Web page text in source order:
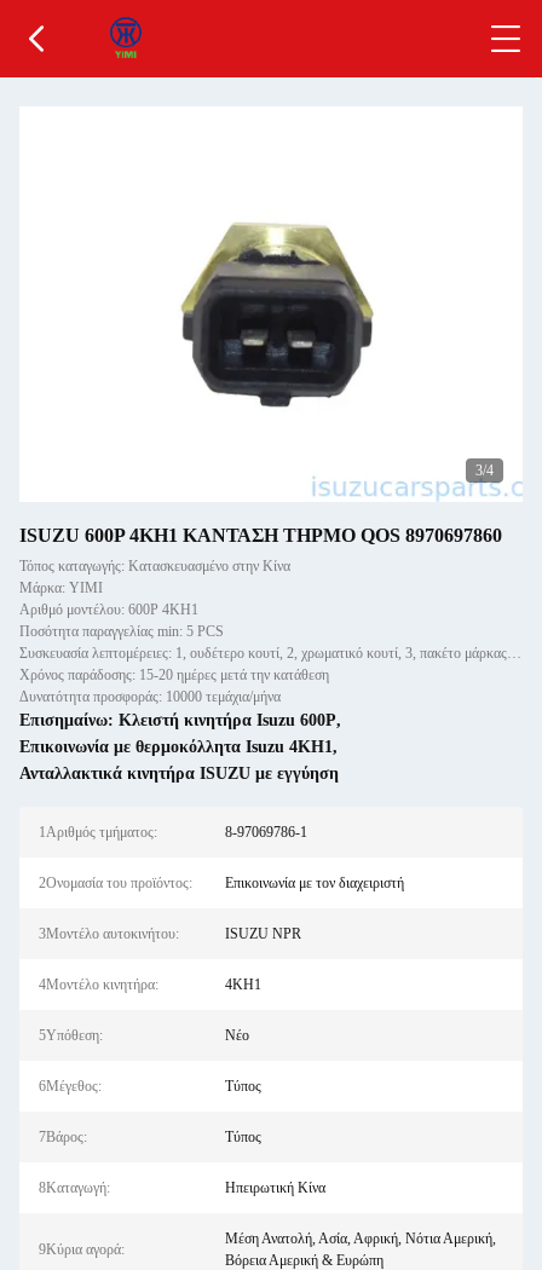
3/4
ISUZU 600P 4KH1 ΚΑΝΤΑΣΗ ΤΗΡΜΟ QOS 8970697860
Τόπος καταγωγής: Κατασκευασμένο στην Κίνα
Μάρκα: YIMI
Αριθμό μοντέλου: 600P 4KH1
Ποσότητα παραγγελίας min: 5 PCS
Συσκευασία λεπτομέρειες: 1, ουδέτερο κουτί, 2, χρωματικό κουτί, 3, πακέτο μάρκας πελάτη
Χρόνος παράδοσης: 15-20 ημέρες μετά την κατάθεση
Δυνατότητα προσφοράς: 10000 τεμάχια/μήνα
Επισημαίνω: Κλειστή κινητήρα Isuzu 600P,
Επικοινωνία με θερμοκόλλητα Isuzu 4KH1,
Ανταλλακτικά κινητήρα ISUZU με εγγύηση
1Αριθμός τμήματος: 8-97069786-1
2Ονομασία του προϊόντος: Επικοινωνία με τον διαχειριστή
3Μοντέλο αυτοκινήτου: ISUZU NPR
4Μοντέλο κινητήρα: 4KH1
5Υπόθεση: Νέο
6Μέγεθος: Τύπος
7Βάρος: Τύπος
8Καταγωγή: Ηπειρωτική Κίνα
9Κύρια αγορά:
Μέση Ανατολή, Ασία, Αφρική, Νότια Αμερική,
Βόρεια Αμερική & Ευρώπη